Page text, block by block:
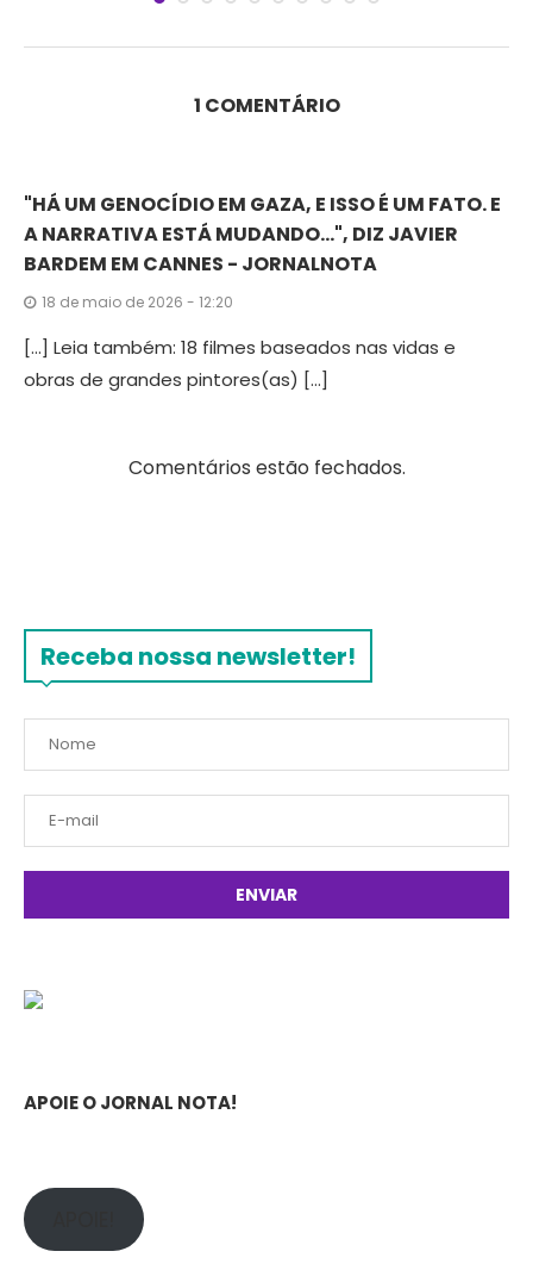
1 COMENTÁRIO
"HÁ UM GENOCÍDIO EM GAZA, E ISSO É UM FATO. E
A NARRATIVA ESTÁ MUDANDO...", DIZ JAVIER
BARDEM EM CANNES - JORNALNOTA
18 de maio de 2026 - 12:20
[…] Leia também: 18 filmes baseados nas vidas e
obras de grandes pintores(as) […]
Comentários estão fechados.
Receba nossa newsletter!
APOIE O JORNAL NOTA!